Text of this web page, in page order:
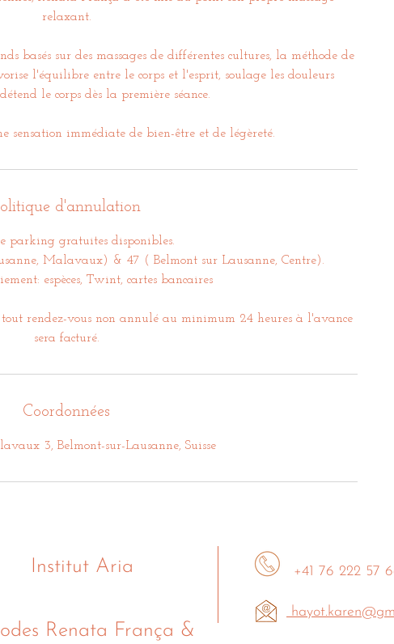
relaxant.
basés sur des massages de différentes cultures, la méthode de
l'équilibre entre le corps et l'esprit, soulage les douleurs
le corps dès la première séance.
sensation immédiate de bien-être et de légèreté.
d'annulation
parking gratuites disponibles.
Malavaux) & 47 ( Belmont sur Lausanne, Centre).
espèces, Twint, cartes bancaires
rendez-vous non annulé au minimum 24 heures à l'avance
sera facturé.
Coordonnées
3, Belmont-sur-Lausanne, Suisse
Institut Aria
Renata França &
+41 76 222 57